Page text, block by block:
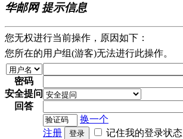
华邮网 提示信息
您无权进行当前操作，原因如下：
您所在的用户组(游客)无法进行此操作。
密码
安全提问
回答
换一个
注册
登录
记住我的登录状态